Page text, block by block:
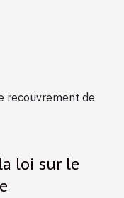
recouvrement de
loi sur le